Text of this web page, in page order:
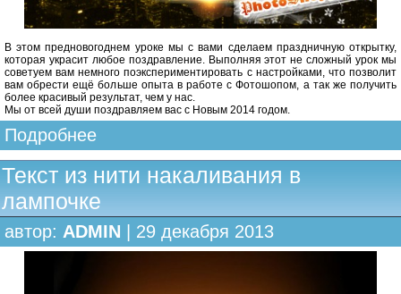
В этом предновогоднем уроке мы с вами сделаем праздничную открытку,
которая украсит любое поздравление. Выполняя этот не сложный урок мы
советуем вам немного поэкспериментировать с настройками, что позволит
вам обрести ещё больше опыта в работе с Фотошопом, а так же получить
более красивый результат, чем у нас.
Мы от всей души поздравляем вас с Новым 2014 годом.
Подробнее
Текст из нити накаливания в
лампочке
автор: ADMIN | 29 декабря 2013